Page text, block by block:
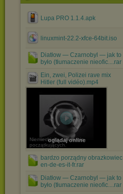
Lupa PRO 1.1.4.apk
linuxmint-22.2-xfce-64bit.iso
Diatłow — Czarnobyl — jak to
było (tłumaczenie nieofic....rar
Ein, zwei, Polizei rave mix
Hitler (full vidéo).mp4
oglądaj online
Niemiecki dla całkowicie
początkujących.
bardzo porządny obrazkowiec
en-de-es-it-fr.rar
Diatłow — Czarnobyl — jak to
było (tłumaczenie nieofic....rar